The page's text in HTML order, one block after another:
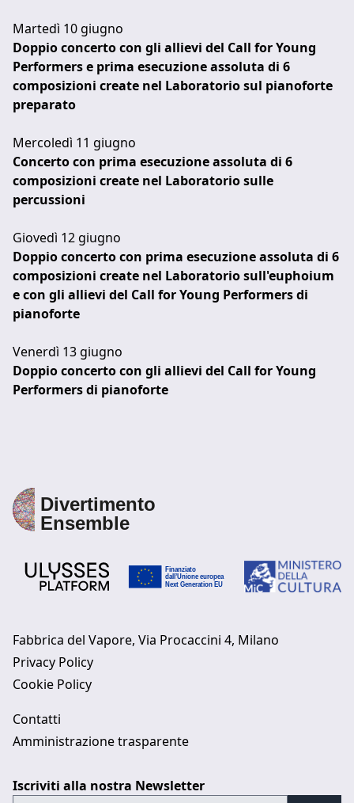
Martedì 10 giugno
Doppio concerto con gli allievi del Call for Young
Performers e prima esecuzione assoluta di 6
composizioni create nel Laboratorio sul pianoforte
preparato
Mercoledì 11 giugno
Concerto con prima esecuzione assoluta di 6
composizioni create nel Laboratorio sulle
percussioni
Giovedì 12 giugno
Doppio concerto con prima esecuzione assoluta di 6
composizioni create nel Laboratorio sull'euphoium
e con gli allievi del Call for Young Performers di
pianoforte
Venerdì 13 giugno
Doppio concerto con gli allievi del Call for Young
Performers di pianoforte
Fabbrica del Vapore, Via Procaccini 4, Milano
Privacy Policy
Cookie Policy
Contatti
Amministrazione trasparente
Iscriviti alla nostra Newsletter